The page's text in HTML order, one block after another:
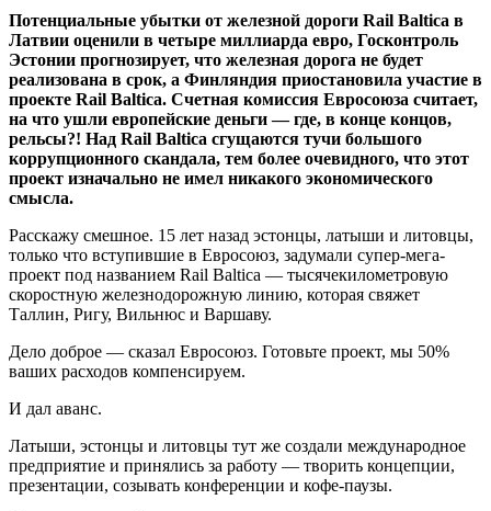
Потенциальные убытки от железной дороги Rail Baltica в
Латвии оценили в четыре миллиарда евро, Госконтроль
Эстонии прогнозирует, что железная дорога не будет
реализована в срок, а Финляндия приостановила участие в
проекте Rail Baltica. Счетная комиссия Евросоюза считает,
на что ушли европейские деньги — где, в конце концов,
рельсы?! Над Rail Baltica сгущаются тучи большого
коррупционного скандала, тем более очевидного, что этот
проект изначально не имел никакого экономического
смысла.
Расскажу смешное. 15 лет назад эстонцы, латыши и литовцы,
только что вступившие в Евросоюз, задумали супер-мега-
проект под названием Rail Baltica — тысячекилометровую
скоростную железнодорожную линию, которая свяжет
Таллин, Ригу, Вильнюс и Варшаву.
Дело доброе — сказал Евросоюз. Готовьте проект, мы 50%
ваших расходов компенсируем.
И дал аванс.
Латыши, эстонцы и литовцы тут же создали международное
предприятие и принялись за работу — творить концепции,
презентации, созывать конференции и кофе-паузы.